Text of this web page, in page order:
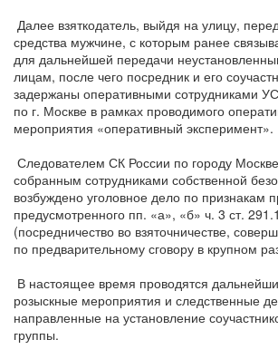
Далее взяткодатель, выйдя на улицу,
средства мужчине, с которым ранее
для дальнейшей передачи
лицам, после чего посредник и его
задержаны оперативными сотрудниками
по г. Москве в рамках проводимого
мероприятия «оперативный эксперимент».
Следователем СК России по городу
собранным сотрудниками собственной
возбуждено уголовное дело по признакам
предусмотренного пп. «а», «б» ч. 3 ст.
(посредничество во взяточничестве,
по предварительному сговору в крупном
В настоящее время проводятся
розыскные мероприятия и следственные
направленные на установление
группы.